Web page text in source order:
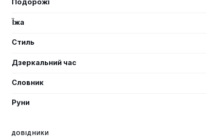
Подорожі
Їжа
Стиль
Дзеркальний час
Словник
Руни
ДОВІДНИКИ